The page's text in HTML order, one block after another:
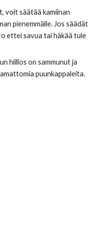
voit säätää kamiinan
pienemmälle. Jos säädät
ettei savua tai häkää tule
hiillos on sammunut ja
puunkappaleita.